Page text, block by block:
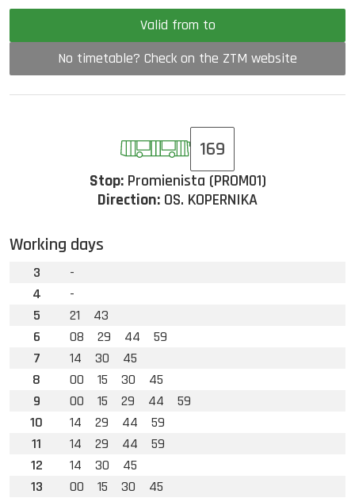
Valid from to
No timetable? Check on the ZTM website
169
Stop:Promienista (PROM01)
Direction: OS. KOPERNIKA
Working days
3
-
4
-
5
21
43
6
08 29 44
59
7
14 30
45
8
00 15 30
45
9
00 15 29 44
59
10
14 29 44
59
11
14 29 44
59
12
14 30
45
13
00 15 30
45